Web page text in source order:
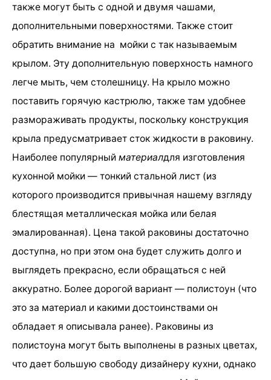
также могут быть с одной и двумя чашами,
дополнительными поверхностями. Также стоит
обратить внимание на мойки с так называемым
крылом. Эту дополнительную поверхность намного
легче мыть, чем столешницу. На крыло можно
поставить горячую кастрюлю, также там удобнее
размораживать продукты, поскольку конструкция
крыла предусматривает сток жидкости в раковину.
Наиболее популярный материалдля изготовления
кухонной мойки — тонкий стальной лист (из
которого производится привычная нашему взгляду
блестящая металлическая мойка или белая
эмалированная). Цена такой раковины достаточно
доступна, но при этом она будет служить долго и
выглядеть прекрасно, если обращаться с ней
аккуратно. Более дорогой вариант — полистоун (что
это за материал и какими достоинствами он
обладает я описывала ранее). Раковины из
полистоуна могут быть выполнены в разных цветах,
что дает большую свободу дизайнеру кухни, однако